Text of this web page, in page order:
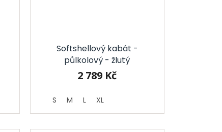
Softshellový kabát -
půlkolový - žlutý
2 789 Kč
S M L XL